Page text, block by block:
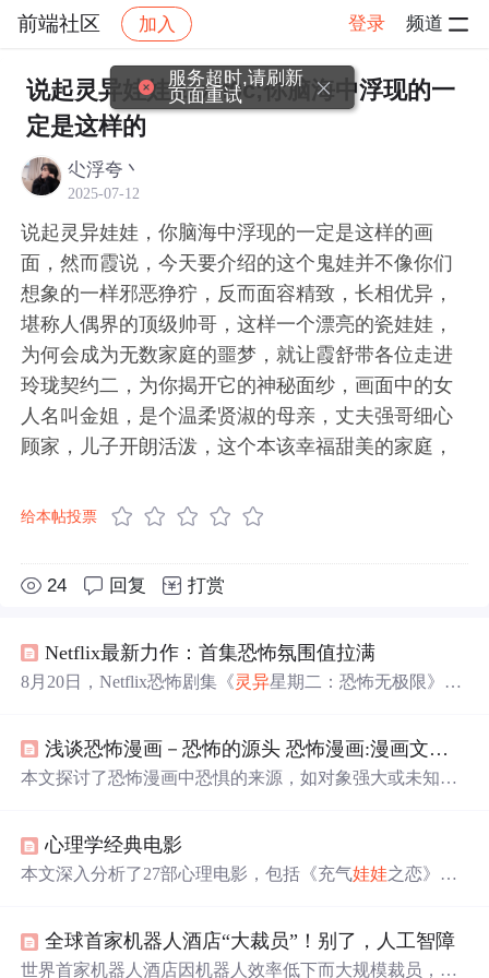
前端社区 加入 登录 频道
社区 前端社区 感慨 帖子详情
说起灵异娃娃&#xff0c;你脑海中浮现的一
定是这样的
尐浮夸丶
2025-07-12
说起灵异娃娃，你脑海中浮现的一定是这样的画
面，然而霞说，今天要介绍的这个鬼娃并不像你们
想象的一样邪恶狰狞，反而面容精致，长相优异，
堪称人偶界的顶级帅哥，这样一个漂亮的瓷娃娃，
为何会成为无数家庭的噩梦，就让霞舒带各位走进
玲珑契约二，为你揭开它的神秘面纱，画面中的女
人名叫金姐，是个温柔贤淑的母亲，丈夫强哥细心
顾家，儿子开朗活泼，这个本该幸福甜美的家庭，
给本帖投票
24 回复 打赏
Netflix最新力作：首集恐怖氛围值拉满
8月20日，Netflix恐怖剧集《灵异星期二：恐怖无极限》上
人性与宿命。该剧将恐怖氛围营造与亲情、内疚情感完美
结合，值得一看。
浅谈恐怖漫画－恐怖的源头 恐怖漫画:漫画文化里的一枝奇葩
本文探讨了恐怖漫画中恐惧的来源，如对象强大或未知，
科幻、不恐而惧等类型的经典恐怖漫画作品，分析其特点
与内涵。
心理学经典电影
本文深入分析了27部心理电影，包括《充气娃娃之恋》、
系。从《美丽心灵》到《本能》，从《沉默的羔羊》到
《雨人》，每部电影都揭示了不同的心理状态和人类行为
全球首家机器人酒店“大裁员”！别了，人工智障
世界首家机器人酒店因机器人效率低下而大规模裁员，反
服务超时,请刷新
页面重试